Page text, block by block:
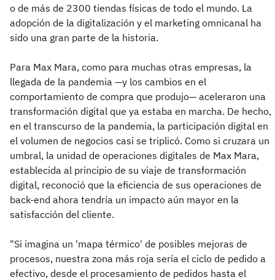
o de más de 2300 tiendas físicas de todo el mundo. La
adopción de la digitalización y el marketing omnicanal ha
sido una gran parte de la historia.
Para Max Mara, como para muchas otras empresas, la
llegada de la pandemia —y los cambios en el
comportamiento de compra que produjo— aceleraron una
transformación digital que ya estaba en marcha. De hecho,
en el transcurso de la pandemia, la participación digital en
el volumen de negocios casi se triplicó. Como si cruzara un
umbral, la unidad de operaciones digitales de Max Mara,
establecida al principio de su viaje de transformación
digital, reconoció que la eficiencia de sus operaciones de
back-end ahora tendría un impacto aún mayor en la
satisfacción del cliente.
"Si imagina un 'mapa térmico' de posibles mejoras de
procesos, nuestra zona más roja sería el ciclo de pedido a
efectivo, desde el procesamiento de pedidos hasta el